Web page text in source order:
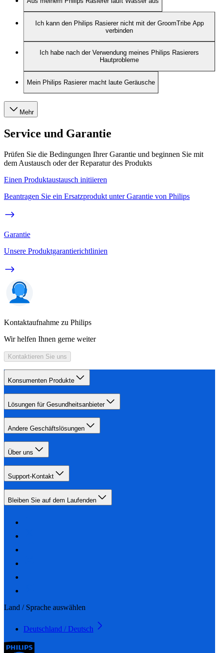
Ich kann den Philips Rasierer nicht mit der GroomTribe App
verbinden
Ich habe nach der Verwendung meines Philips Rasierers
Hautprobleme
Mein Philips Rasierer macht laute Geräusche
Mehr
Service und Garantie
Prüfen Sie die Bedingungen Ihrer Garantie und beginnen Sie mit
dem Austausch oder der Reparatur des Produkts
Einen Produktaustausch initiieren
Beantragen Sie ein Ersatzprodukt unter Garantie von Philips
Garantie
Unsere Produktgarantierichtlinien
Kontaktaufnahme zu Philips
Wir helfen Ihnen gerne weiter
Kontaktieren Sie uns
Konsumenten Produkte
Lösungen für Gesundheitsanbieter
Andere Geschäftslösungen
Über uns
Support-Kontakt
Bleiben Sie auf dem Laufenden
Land / Sprache auswählen
Deutschland / Deutsch